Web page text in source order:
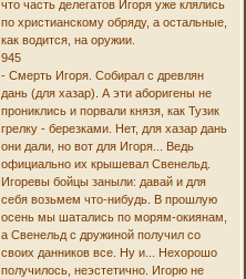
что часть делегатов Игоря уже клялись
по христианскому обряду, а остальные,
как водится, на оружии.
945
- Смерть Игоря. Собирал с древлян
дань (для хазар). А эти аборигены не
прониклись и порвали князя, как Тузик
грелку - березками. Нет, для хазар дань
они дали, но вот для Игоря... Ведь
официально их крышевал Свенельд.
Игоревы бойцы заныли: давай и для
себя возьмем что-нибудь. В прошлую
осень мы шатались по морям-окиянам,
а Свенельд с дружиной получил со
своих данников все. Ну и... Нехорошо
получилось, неэстетично. Игорю не